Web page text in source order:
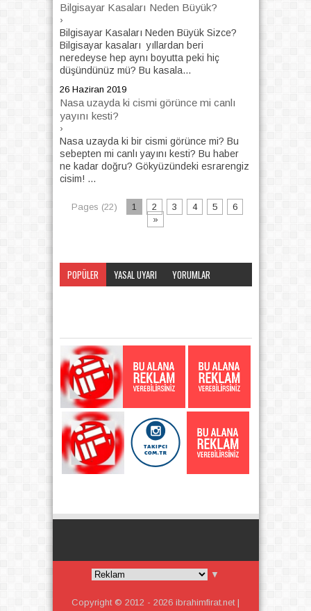
Bilgisayar Kasaları Neden Büyük?
›
Bilgisayar Kasaları Neden Büyük Sizce?
Bilgisayar kasaları yıllardan beri
neredeyse hep aynı boyutta peki hiç
düşündünüz mü? Bu kasala...
26 Haziran 2019
Nasa uzayda ki cismi görünce mi canlı
yayını kesti?
›
Nasa uzayda ki bir cismi görünce mi? Bu
sebepten mi canlı yayını kesti? Bu haber
ne kadar doğru? Gökyüzündeki esrarengiz
cisim! ...
Pages (22) 1 2 3 4 5
6
»
POPÜLER YASAL UYARI
YORUMLAR
▼
Copyright © 2012 - 2026 ibrahimfirat.net |